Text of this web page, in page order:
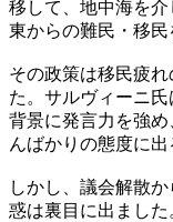
移して、地中海を
東からの難民・移民
その政策は移民疲
た。サルヴィーニ
背景に発言力を強
んばかりの態度に
しかし、議会解散
惑は裏目に出まし